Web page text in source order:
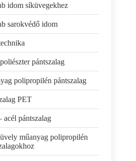
idom síküvegekhez
sarokvédő idom
pántszalag
polipropilén pántszalag
PET
acél pántszalag
műanyag polipropilén